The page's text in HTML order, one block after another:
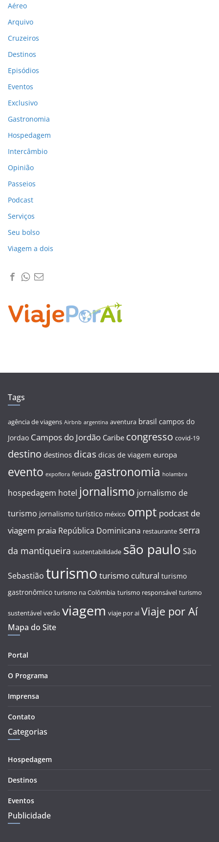
Aéreo
Arquivo
Cruzeiros
Destinos
Episódios
Eventos
Exclusivo
Gastronomia
Hospedagem
Intercâmbio
Opinião
Passeios
Podcast
Serviços
Seu bolso
Viagem a dois
Tags
agência de viagens Airbnb argentina aventura brasil campos do
Jordao Campos do Jordão Caribe congresso covid-19
destino destinos dicas dicas de viagem europa
evento expoflora feriado gastronomia holambra
hospedagem hotel jornalismo jornalismo de
turismo jornalismo turístico méxico ompt podcast de
viagem praia República Dominicana restaurante serra
da mantiqueira sustentabilidade são paulo São
Sebastião turismo turismo cultural turismo
gastronômico turismo na Colômbia turismo responsável turismo
sustentável verão viagem viaje por ai Viaje por Aí
Mapa do Site
Portal
O Programa
Imprensa
Contato
Categorias
Hospedagem
Destinos
Eventos
Publicidade